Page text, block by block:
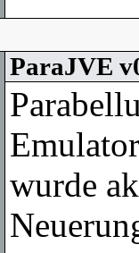
ParaJVE
wurde